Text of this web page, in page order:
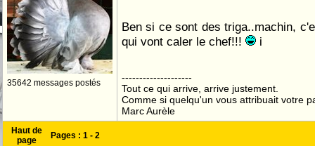
35642 messages postés
Ben si ce sont des triga..machin,
qui vont caler le chef!!!
i
--------------------
Tout ce qui arrive, arrive justement.
Comme si quelqu'un vous attribuait votre
Marc Aurèle
Haut de
page
Pages : 1 - 2